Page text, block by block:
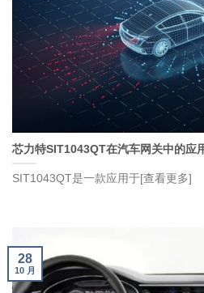
芯力特SIT1043QT在汽车网关中的应
SIT1043QT是一款应用于[查看更多]
28
10 月